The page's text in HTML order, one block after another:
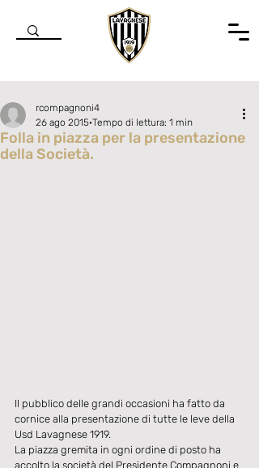
Folla in piazza per la presentazione
della Società.
rcompagnoni4
26 ago 2015 Tempo di lettura: 1 min
Il pubblico delle grandi occasioni ha fatto da
cornice alla presentazione di tutte le leve della
Usd Lavagnese 1919.
La piazza gremita in ogni ordine di posto ha
accolto la società del Presidente Compagnoni e